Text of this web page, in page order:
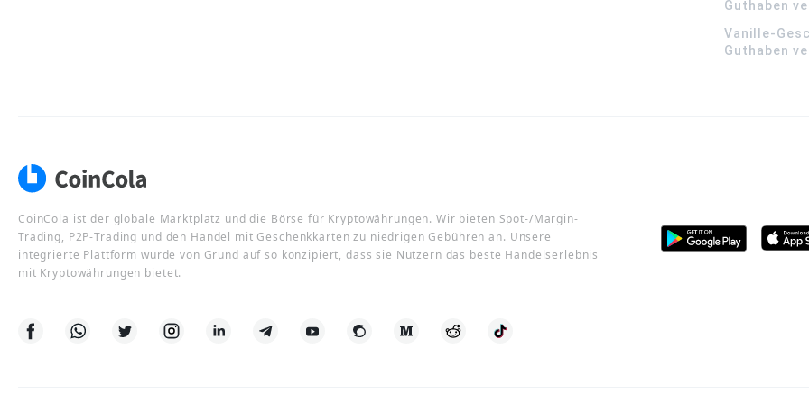
Guthaben
Vanille-
Guthaben
CoinCola ist der globale Marktplatz und die Börse für Kryptowährungen. Wir bieten Spot-/Margin-
Trading, P2P-Trading und den Handel mit Geschenkkarten zu niedrigen Gebühren an. Unsere
integrierte Plattform wurde von Grund auf so konzipiert, dass sie Nutzern das beste Handelserlebnis
mit Kryptowährungen bietet.